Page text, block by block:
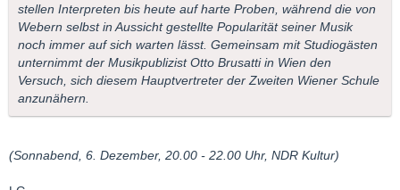
stellen Interpreten bis heute auf harte Proben, während die von
Webern selbst in Aussicht gestellte Popularität seiner Musik
noch immer auf sich warten lässt. Gemeinsam mit Studiogästen
unternimmt der Musikpublizist Otto Brusatti in Wien den
Versuch, sich diesem Hauptvertreter der Zweiten Wiener Schule
anzunähern.
(Sonnabend, 6. Dezember, 20.00 - 22.00 Uhr, NDR Kultur)